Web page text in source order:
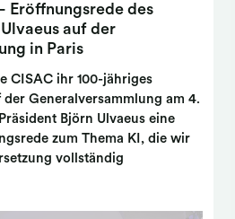
Eröffnungsrede des
auf der
in Paris
CISAC ihr 100-jähriges
der Generalversammlung am 4.
Björn Ulvaeus eine
zum Thema KI, die wir
vollständig